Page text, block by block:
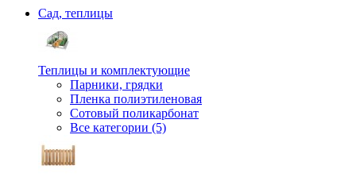
Сад, теплицы
Теплицы и комплектующие
Парники, грядки
Пленка полиэтиленовая
Сотовый поликарбонат
Все категории (5)